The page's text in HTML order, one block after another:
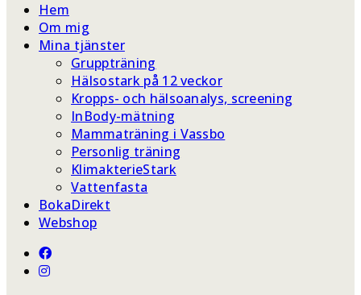
Hem
Om mig
Mina tjänster
Gruppträning
Hälsostark på 12 veckor
Kropps- och hälsoanalys, screening
InBody-mätning
Mammaträning i Vassbo
Personlig träning
KlimakterieStark
Vattenfasta
BokaDirekt
Webshop